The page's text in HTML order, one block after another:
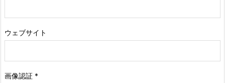
ウェブサイト
画像認証 *